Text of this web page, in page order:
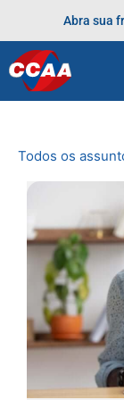
Abra sua
Todos os